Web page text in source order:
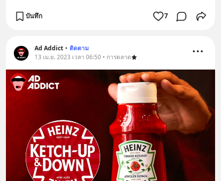
บันทึก 7
Ad Addict • ติดตาม
13 เม.ย. 2023 เวลา 06:50 • การตลาด